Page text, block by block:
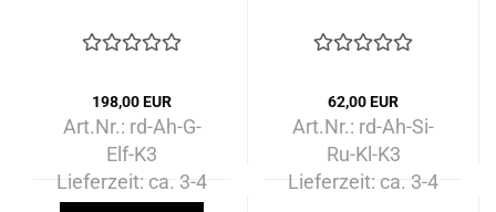
198,00 EUR
Art.Nr.: rd-Ah-G-
Elf-K3
Lieferzeit: ca. 3-4
62,00 EUR
Art.Nr.: rd-Ah-Si-
Ru-Kl-K3
Lieferzeit: ca. 3-4